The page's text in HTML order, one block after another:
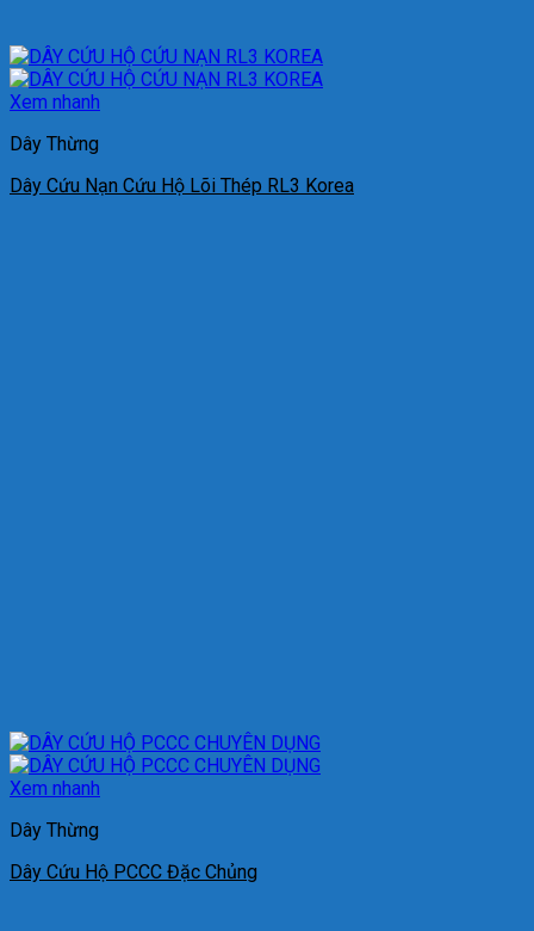
Xem nhanh
Dây Thừng
Dây Cứu Nạn Cứu Hộ Lõi Thép RL3 Korea
Xem nhanh
Dây Thừng
Dây Cứu Hộ PCCC Đặc Chủng